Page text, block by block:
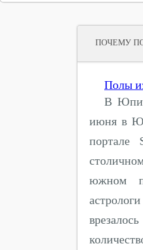
ПОЧЕМУ
Полы
В
июня в
портале
южном